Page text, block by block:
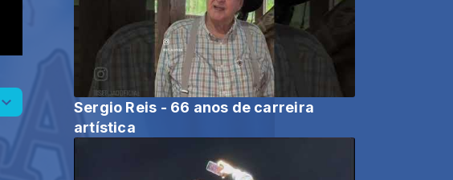
Sergio Reis - 66 anos de carreira
artística